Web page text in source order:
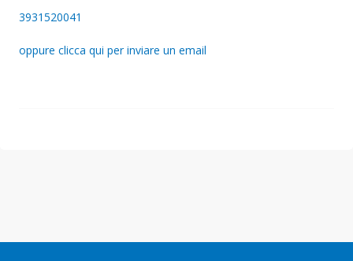
3931520041
oppure clicca qui per inviare un email